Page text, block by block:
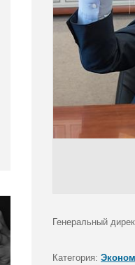
Генеральный
Категория: